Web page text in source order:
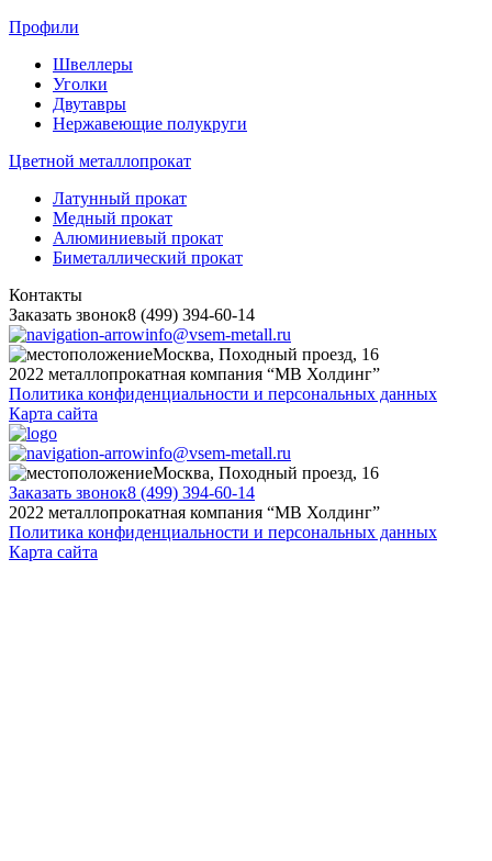
Профили
Швеллеры
Уголки
Двутавры
Нержавеющие полукруги
Цветной металлопрокат
Латунный прокат
Медный прокат
Алюминиевый прокат
Биметаллический прокат
Контакты
Заказать звонок8 (499) 394-60-14
info@vsem-metall.ru
Москва, Походный проезд, 16
2022 металлопрокатная компания “MB Холдинг”
Политика конфиденциальности и персональных данных
Карта сайта
info@vsem-metall.ru
Москва, Походный проезд, 16
Заказать звонок8 (499) 394-60-14
2022 металлопрокатная компания “MB Холдинг”
Политика конфиденциальности и персональных данных
Карта сайта